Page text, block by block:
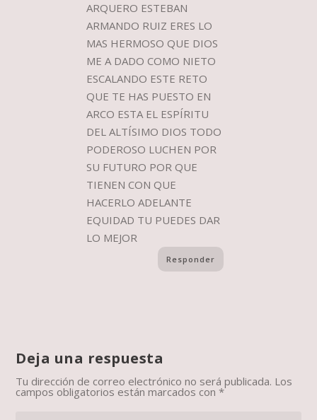
ARQUERO ESTEBAN
ARMANDO RUIZ ERES LO
MAS HERMOSO QUE DIOS
ME A DADO COMO NIETO
ESCALANDO ESTE RETO
QUE TE HAS PUESTO EN
ARCO ESTA EL ESPÍRITU
DEL ALTÍSIMO DIOS TODO
PODEROSO LUCHEN POR
SU FUTURO POR QUE
TIENEN CON QUE
HACERLO ADELANTE
EQUIDAD TU PUEDES DAR
LO MEJOR
Responder
Deja una respuesta
Tu dirección de correo electrónico no será publicada. Los
campos obligatorios están marcados con*